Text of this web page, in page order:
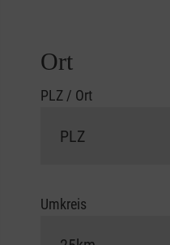
Ort
PLZ / Ort
Umkreis